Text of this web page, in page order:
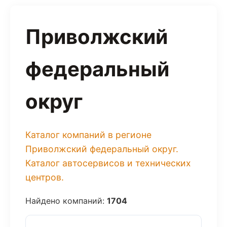
Приволжский
федеральный
округ
Каталог компаний в регионе
Приволжский федеральный округ.
Каталог автосервисов и технических
центров.
Найдено компаний: 1704